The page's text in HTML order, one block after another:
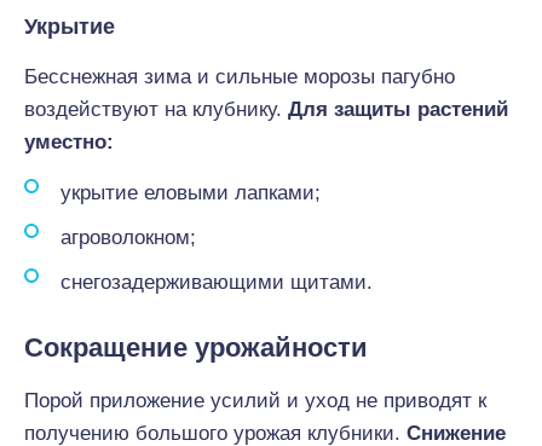
Укрытие
Бесснежная зима и сильные морозы пагубно
воздействуют на клубнику. Для защиты растений
уместно:
укрытие еловыми лапками;
агроволокном;
снегозадерживающими щитами.
Сокращение урожайности
Порой приложение усилий и уход не приводят к
получению большого урожая клубники. Снижение